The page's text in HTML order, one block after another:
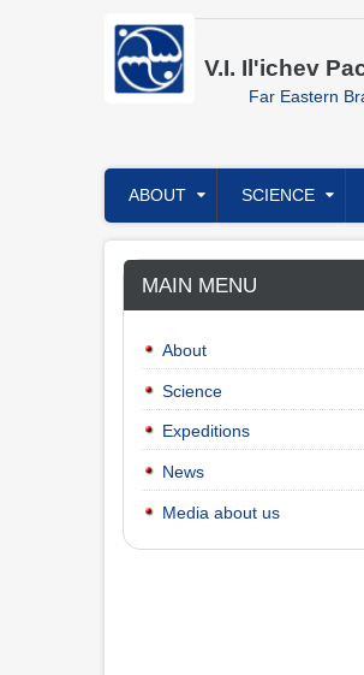
V.I. Il'ichev
Far Eastern
Главное
меню
ABOUT SCIENCE
MAIN MENU
About
Science
Expeditions
News
Media about us